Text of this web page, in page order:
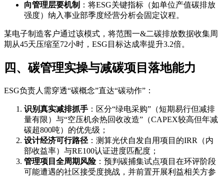
向管理层要机制 ：将ESG关键指标（如单位产值碳排放
强度）纳入事业部季度经营分析会固定议程。
某电子制造客户通过该模式，将范围一&二碳排放数据收集周
期从45天压缩至72小时，ESG目标达成率提升3.2倍。
四、碳管理实操与减碳项目落地能力
ESG负责人需穿透“碳概念”直达“碳动作”：
识别真实减排抓手 ：区分“绿电采购”（短期易行但减排
量有限）与“空压机余热回收改造”（CAPEX较高但年减
碳超800吨）的优先级；
设计经济可行路径 ：测算光伏自发自用项目的IRR（内
部收益率）与RE100认证进度匹配度；
管理项目全周期风险：预判碳捕集试点项目在环评阶段
可能遭遇的社区接受度挑战，并前置开展利益相关方参